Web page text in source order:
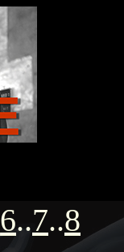
6..7..8